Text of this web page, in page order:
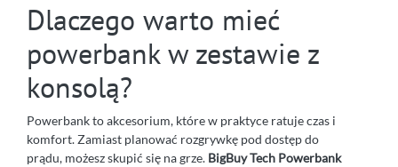
Dlaczego warto mieć
powerbank w zestawie z
konsolą?
Powerbank to akcesorium, które w praktyce ratuje czas i
komfort. Zamiast planować rozgrywkę pod dostęp do
prądu, możesz skupić się na grze. BigBuy Tech Powerbank